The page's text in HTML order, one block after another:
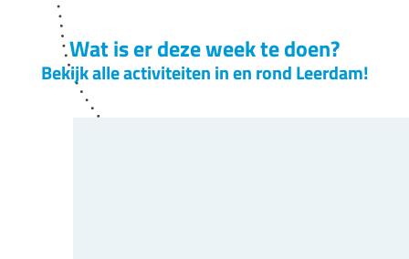
Wat is er deze week te doen?
Bekijk alle activiteiten in en rond Leerdam!